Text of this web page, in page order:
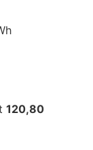
120,80